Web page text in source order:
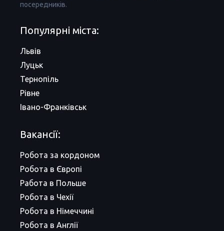
посередників.
Популярні міста:
Львів
Луцьк
Тернопіль
Рівне
Івано-Франківськ
Вакансії:
Робота за кордоном
Робота в Європі
Работа в Польше
Робота в Чехії
Робота в Німеччині
Робота в Англії